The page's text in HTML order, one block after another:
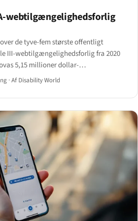
webtilgængelighedsforlig
de tyve-fem største offentligt
III-webtilgængelighedsforlig fra 2020
5,15 millioner dollar-
sekscifret beløb i bunden —
·Af Disability World